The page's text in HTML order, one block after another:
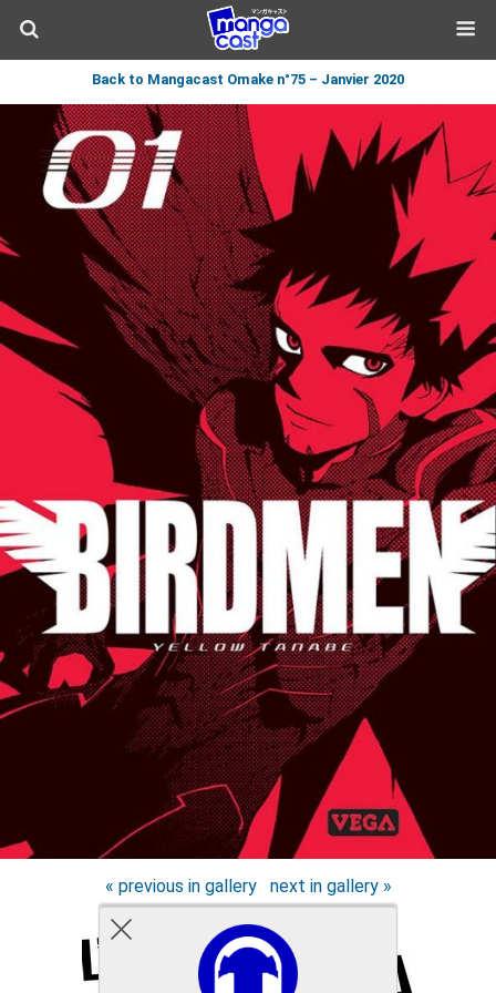
Back to Mangacast Omake n°75 – Janvier 2020
« previous in gallery next in gallery »